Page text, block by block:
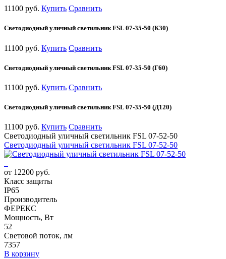
11100 руб. Купить Сравнить
Светодиодный уличный светильник FSL 07-35-50 (К30)
11100 руб. Купить Сравнить
Светодиодный уличный светильник FSL 07-35-50 (Г60)
11100 руб. Купить Сравнить
Светодиодный уличный светильник FSL 07-35-50 (Д120)
11100 руб. Купить Сравнить
Светодиодный уличный светильник FSL 07-52-50
Светодиодный уличный светильник FSL 07-52-50
от 12200 руб.
Класс защиты
IP65
Производитель
ФЕРЕКС
Мощность, Вт
52
Световой поток, лм
7357
В корзину